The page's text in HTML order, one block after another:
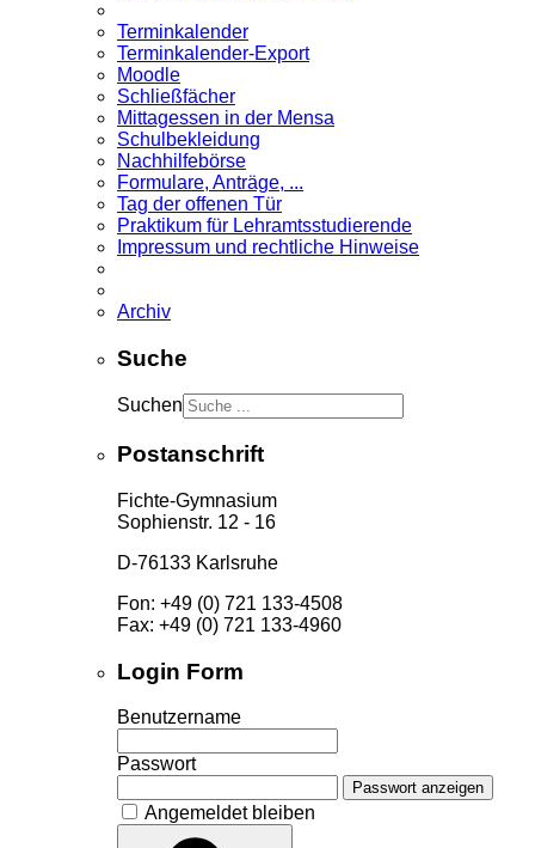
Terminkalender
Terminkalender-Export
Moodle
Schließfächer
Mittagessen in der Mensa
Schulbekleidung
Nachhilfebörse
Formulare, Anträge, ...
Tag der offenen Tür
Praktikum für Lehramts­studierende
Impressum und rechtliche Hinweise
Archiv
Suche
Suchen
Postanschrift
Fichte-Gymnasium
Sophienstr. 12 - 16
D-76133 Karlsruhe
Fon: +49 (0) 721 133-4508
Fax: +49 (0) 721 133-4960
Login Form
Benutzername
Passwort
Passwort anzeigen
Angemeldet bleiben